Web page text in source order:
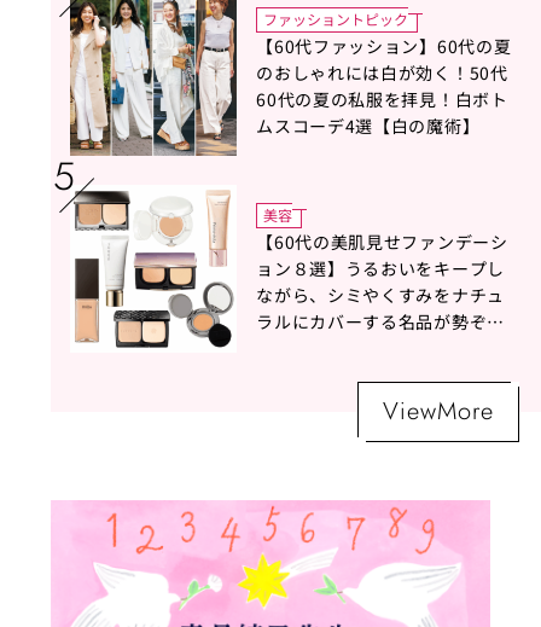
ファッショントピック
【60代ファッション】60代の夏
のおしゃれには白が効く！50代
60代の夏の私服を拝見！白ボト
ムスコーデ4選【白の魔術】
美容
【60代の美肌見せファンデーシ
ョン８選】うるおいをキープし
ながら、シミやくすみをナチュ
ラルにカバーする名品が勢ぞろ
ViewMore